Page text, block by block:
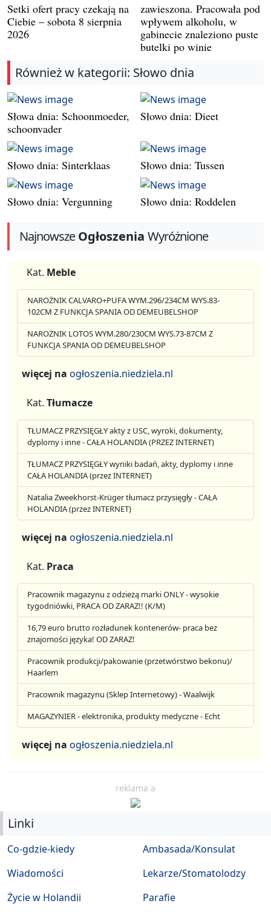
Setki ofert pracy czekają na
Ciebie – sobota 8 sierpnia
2026
zawieszona. Pracowała pod
wpływem alkoholu, w
gabinecie znaleziono puste
butelki po winie
Również w kategorii: Słowo dnia
Słowa dnia: Schoonmoeder,
schoonvader
Słowo dnia: Dieet
Słowo dnia: Sinterklaas Słowo dnia: Tussen
Słowo dnia: Vergunning Słowo dnia: Roddelen
NajnowszeOgłoszenia Wyróżnione
Kat. Meble
NAROŻNIK CALVARO+PUFA WYM.296/234CM WYS.83-
102CM Z FUNKCJA SPANIA OD DEMEUBELSHOP
NAROŻNIK LOTOS WYM.280/230CM WYS.73-87CM Z
FUNKCJA SPANIA OD DEMEUBELSHOP
więcej na ogłoszenia.niedziela.nl
Kat. Tłumacze
TŁUMACZ PRZYSIĘGŁY akty z USC, wyroki, dokumenty,
dyplomy i inne - CAŁA HOLANDIA (PRZEZ INTERNET)
TŁUMACZ PRZYSIĘGŁY wyniki badań, akty, dyplomy i inne
CAŁA HOLANDIA (przez INTERNET)
Natalia Zweekhorst-Krüger tłumacz przysięgły - CAŁA
HOLANDIA (przez INTERNET)
więcej na ogłoszenia.niedziela.nl
Kat. Praca
Pracownik magazynu z odzieżą marki ONLY - wysokie
tygodniówki, PRACA OD ZARAZ!! (K/M)
16,79 euro brutto rozładunek kontenerów- praca bez
znajomości języka! OD ZARAZ!
Pracownik produkcji/pakowanie (przetwórstwo bekonu)/
Haarlem
Pracownik magazynu (Sklep Internetowy) - Waalwijk
MAGAZYNIER - elektronika, produkty medyczne - Echt
więcej na ogłoszenia.niedziela.nl
reklama a
Linki
Co-gdzie-kiedy
Wiadomości
Życie w Holandii
Ambasada/Konsulat
Lekarze/Stomatolodzy
Parafie